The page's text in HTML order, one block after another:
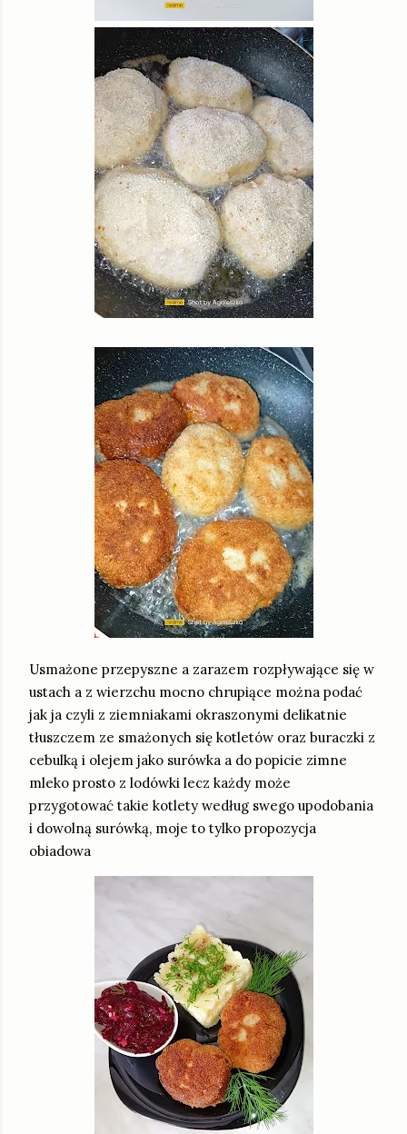
Usmażone przepyszne a zarazem rozpływające się w
ustach a z wierzchu mocno chrupiące można podać
jak ja czyli z ziemniakami okraszonymi delikatnie
tłuszczem ze smażonych się kotletów oraz buraczki z
cebulką i olejem jako surówka a do popicie zimne
mleko prosto z lodówki lecz każdy może
przygotować takie kotlety według swego upodobania
i dowolną surówką, moje to tylko propozycja
obiadowa